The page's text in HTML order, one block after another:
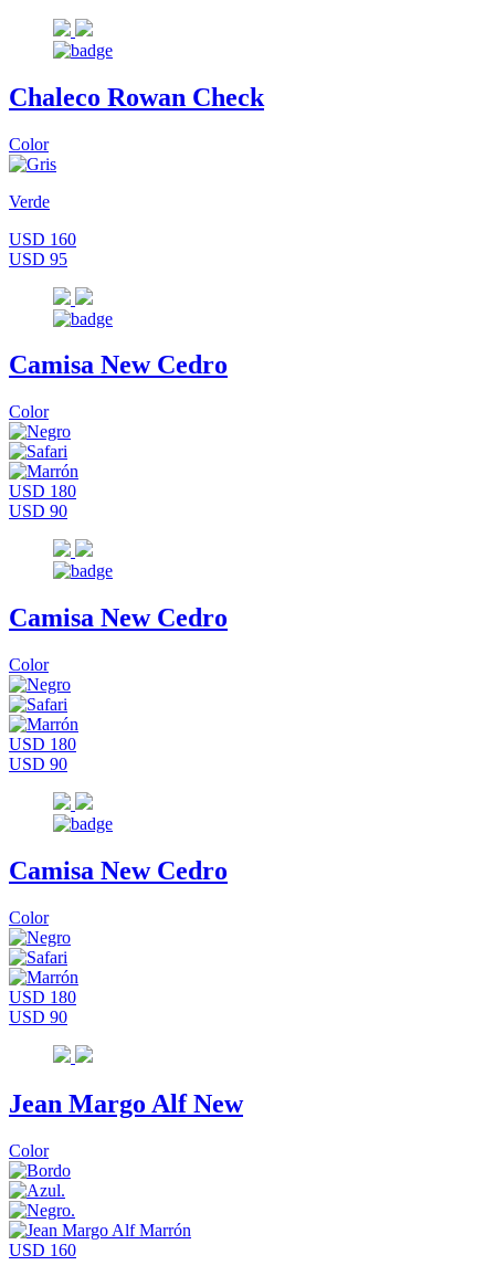
Chaleco Rowan Check
Color
Verde
USD 160
USD 95
Camisa New Cedro
Color
USD 180
USD 90
Camisa New Cedro
Color
USD 180
USD 90
Camisa New Cedro
Color
USD 180
USD 90
Jean Margo Alf New
Color
USD 160